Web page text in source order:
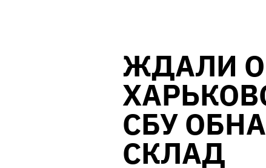
ЖДАЛИ
СБУ
СКЛАД